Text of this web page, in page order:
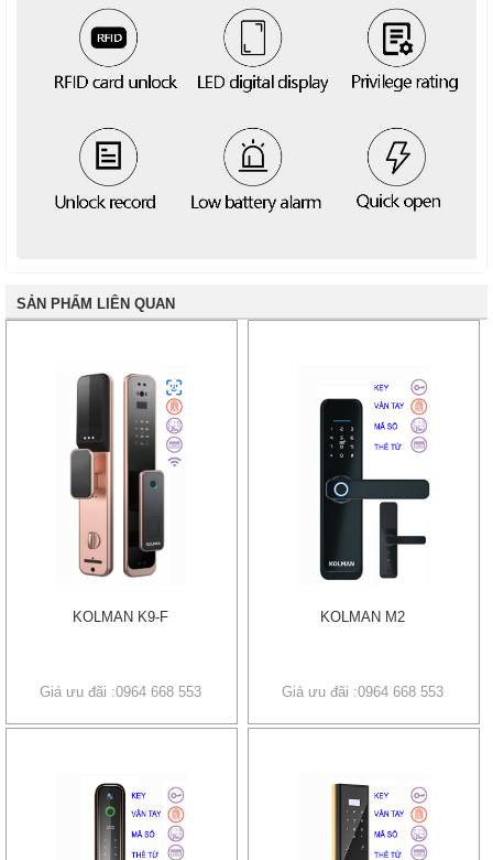
SẢN PHẨM LIÊN QUAN
KOLMAN K9-F
Giá ưu đãi :0964 668 553
KOLMAN M2
Giá ưu đãi :0964 668 553